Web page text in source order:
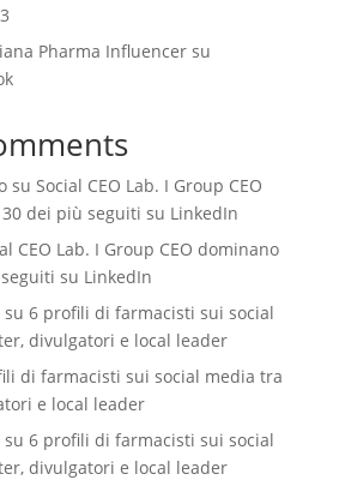
Pharma Influencer su
su Social CEO Lab. I Group CEO
dei più seguiti su LinkedIn
CEO Lab. I Group CEO dominano
su LinkedIn
su 6 profili di farmacisti sui social
divulgatori e local leader
di farmacisti sui social media tra
e local leader
su 6 profili di farmacisti sui social
divulgatori e local leader